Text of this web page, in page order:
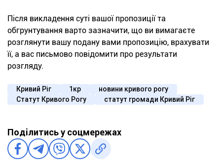
Після викладення суті вашої пропозиції та
обгрунтування варто зазначити, що ви вимагаєте
розглянути вашу подану вами пропозицію, врахувати
її, а вас письмово повідомити про результати
розгляду.
Кривий Ріг 1кр
новини кривого рогу
Статут Кривого Рогу
статут громади Кривий Ріг
Поділитись у соцмережах